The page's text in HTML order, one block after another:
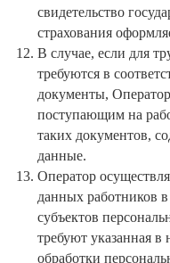
свидетельство
страхования
В случае, если для
требуются в
документы,
поступающим на
таких документов,
данные.
Оператор
данных работников
субъектов
требуют указанная
обработки